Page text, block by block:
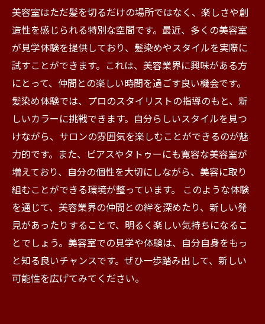
美容室はただ髪を切るだけの場所ではなく、楽しさや創
造性を感じられる特別な空間です。最近、多くの美容室
が見学体験を提供しており、髪染めやスタイルを実際に
試すことができます。これは、美容業界に興味がある方
にとって、仲間との楽しい時間を過ごす良い機会です。
髪染め体験では、プロのスタイリストの指導のもと、新
しいカラーに挑戦できます。自分らしいスタイルを見つ
けながら、サロンの雰囲気を楽しむことができるのが魅
力的です。また、ピアスやタトゥーにも寛容な美容室が
増えており、自分の個性を大切にしながら、美容に取り
組むことができる環境が整っています。 このような体験
を通じて、美容業界の仲間との絆を深めたり、新しい発
見があったりすることで、明るく楽しい気持ちになるこ
とでしょう。美容室での見学や体験は、自分自身をもっ
と知る良いチャンスです。ぜひ一歩踏み出して、新しい
可能性を広げてみてください。